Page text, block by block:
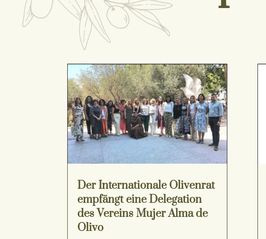
Der Internationale Olivenrat
empfängt eine Delegation
des Vereins Mujer Alma de
Olivo